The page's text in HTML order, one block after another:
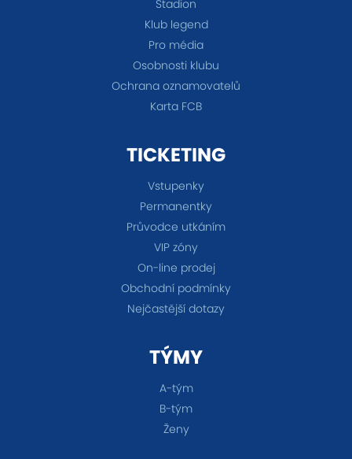
Stadion
Klub legend
Pro média
Osobnosti klubu
Ochrana oznamovatelů
Karta FCB
TICKETING
Vstupenky
Permanentky
Průvodce utkáním
VIP zóny
On-line prodej
Obchodní podmínky
Nejčastější dotazy
TÝMY
A-tým
B-tým
Ženy